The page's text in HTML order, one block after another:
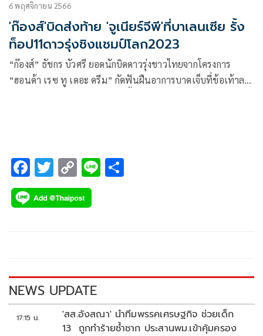
6 พฤศจิกายน 2566
'ก๊องส์'บิดส่งท้าย 'จูเนียร์จีพี'ที่บาเลนเซีย รั้ง
ท็อป11ดาวรุ่งชิงแชมป์โลก2023
“ก๊องส์” ธัชกร บัวศรี ยอดนักบิดดาวรุ่งชาวไทยจากโครงการ
“ฮอนด้า เรซ ทู เดอะ ดรีม” กัดฟันฝืนอาการบาดเจ็บที่ข้อเท้าลง
F
ac
e
k
T
wi
tt
C
o
p
k
Li
NEWS UPDATE
17:15 น.
'สส.อังสณา' นำทีมพรรคเศรษฐกิจ ช่วยเด็ก
13 ถูกทำร้ายซ้ำซาก ประสานพม.เข้าคุ้มครอง